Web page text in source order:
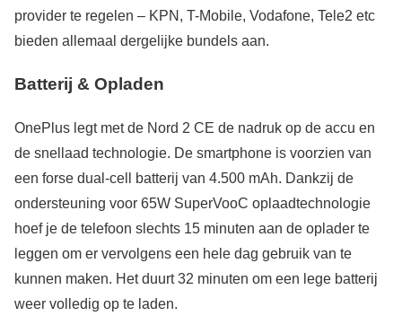
provider te regelen – KPN, T-Mobile, Vodafone, Tele2 etc
bieden allemaal dergelijke bundels aan.
Batterij & Opladen
OnePlus legt met de Nord 2 CE de nadruk op de accu en
de snellaad technologie. De smartphone is voorzien van
een forse dual-cell batterij van 4.500 mAh. Dankzij de
ondersteuning voor 65W SuperVooC oplaadtechnologie
hoef je de telefoon slechts 15 minuten aan de oplader te
leggen om er vervolgens een hele dag gebruik van te
kunnen maken. Het duurt 32 minuten om een lege batterij
weer volledig op te laden.